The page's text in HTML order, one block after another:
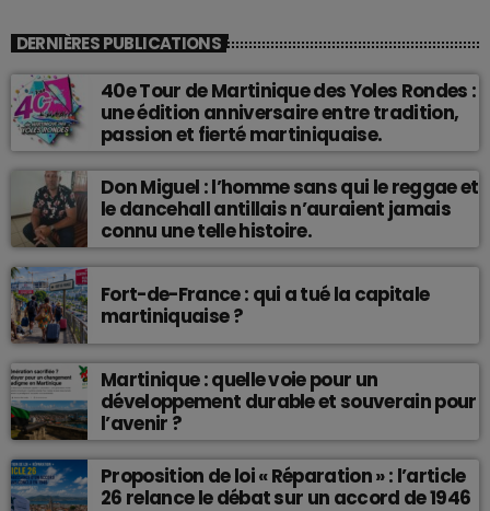
DERNIÈRES PUBLICATIONS
40e Tour de Martinique des Yoles Rondes :
une édition anniversaire entre tradition,
passion et fierté martiniquaise.
Don Miguel : l’homme sans qui le reggae et
le dancehall antillais n’auraient jamais
connu une telle histoire.
Fort-de-France : qui a tué la capitale
martiniquaise ?
Martinique : quelle voie pour un
développement durable et souverain pour
l’avenir ?
Proposition de loi « Réparation » : l’article
26 relance le débat sur un accord de 1946